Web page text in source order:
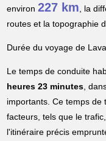
environ227 km, la
routes et la topographie
Durée du voyage de
Le temps de conduite
heures 23 minutes,
importants. Ce temps de
facteurs, tels que le
l'itinéraire précis